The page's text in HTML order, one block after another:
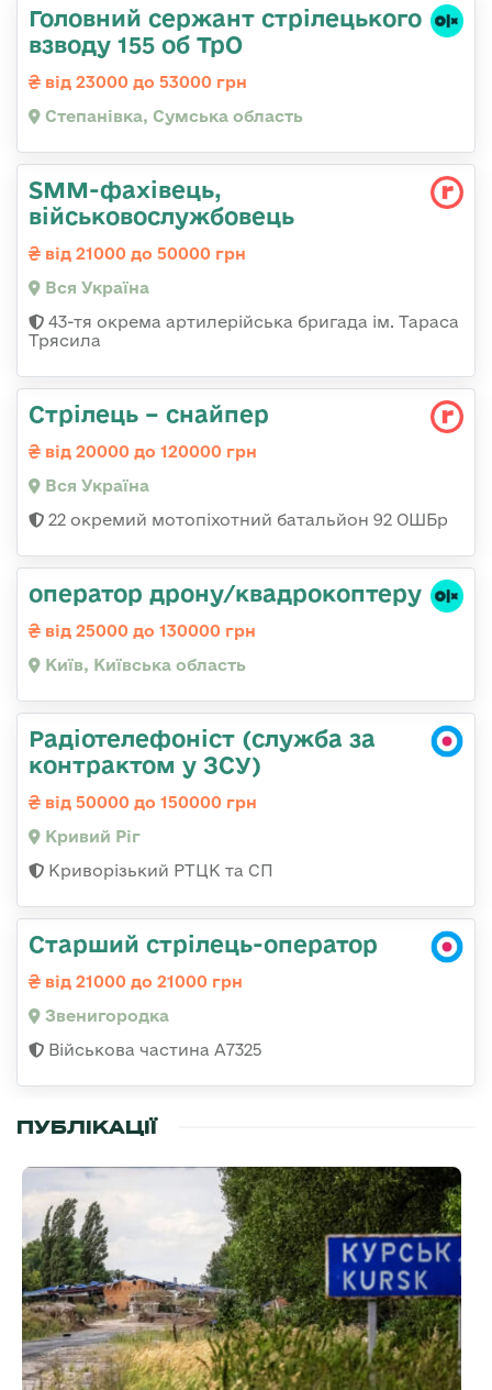
Головний сержант стрілецького
взводу 155 об ТрО
від 23000 до 53000 грн
Степанівка, Сумська область
SMM-фахівець,
військовослужбовець
від 21000 до 50000 грн
Вся Україна
43-тя окрема артилерійська бригада ім. Тараса
Трясила
Стрілець – снайпер
від 20000 до 120000 грн
Вся Україна
22 окремий мотопіхотний батальйон 92 ОШБр
оператор дрону/квадрокоптеру
від 25000 до 130000 грн
Київ, Київська область
Радіотелефоніст (служба за
контрактом у ЗСУ)
від 50000 до 150000 грн
Кривий Ріг
Криворізький РТЦК та СП
Старший стрілець-оператор
від 21000 до 21000 грн
Звенигородка
Військова частина А7325
ПУБЛІКАЦІЇ